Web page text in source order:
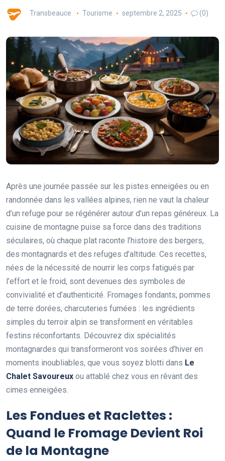
Transbeauce Tourisme septembre 2, 2025 (0)
Après une journée passée sur les pistes enneigées ou en
randonnée dans les vallées alpines, rien ne vaut la chaleur
d’un refuge pour se régénérer autour d’un repas généreux. La
cuisine de montagne puise sa force dans des traditions
séculaires, où chaque plat raconte l’histoire des bergers,
des montagnards et des refuges d’altitude. Ces recettes,
nées de la nécessité de nourrir les corps fatigués par
l’effort et le froid, sont devenues des symboles de
convivialité et d’authenticité. Fromages fondants, pommes
de terre dorées, charcuteries fumées : les ingrédients
simples du terroir alpin se transforment en véritables
festins réconfortants. Découvrez dix spécialités
montagnardes qui transformeront vos soirées d’hiver en
moments inoubliables, que vous soyez blotti dans Le
Chalet Savoureux ou attablé chez vous en rêvant des
cimes enneigées.
Les Fondues et Raclettes :
Quand le Fromage Devient Roi
de la Montagne